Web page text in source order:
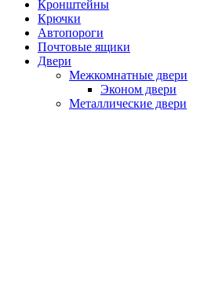
Кронштейны
Крючки
Автопороги
Почтовые ящики
Двери
Межкомнатные двери
Эконом двери
Металлические двери